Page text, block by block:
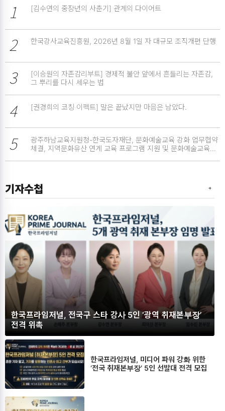
1 [김수연의 중장년의 사춘기] 관계의 다이어트
2 한국강사교육진흥원, 2026년 8월 1일 자 대규모 조직개편 단행
3
[이승원의 자존감리부트] 경제적 불안 앞에서 흔들리는 자존감,
그 뿌리를 다시 세우는 법
4 [권경희의 코칭 이펙트] 말은 끝났지만 마음은 남았다.
5
광주하남교육지원청-한국도자재단, 문화예술교육 강화 업무협약
체결, 지역문화유산 연계 교육 프로그램 지원 및 문화예술교육
기자수첩
한국프라임저널, 전국구 스타 강사 5인 ‘광역 취재본부장’
전격 위촉
한국프라임저널, 미디어 파워 강화 위한
‘전국 취재본부장’ 5인 선발대 전격 모집